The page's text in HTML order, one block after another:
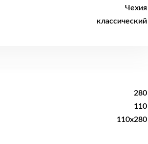
Чехия
классический
280
110
110x280